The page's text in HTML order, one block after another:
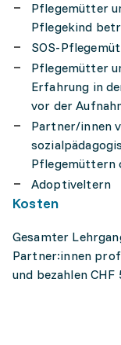
Pflegemütter
Pflegekind
SOS-
Pflegemütter
Erfahrung in
vor der
Partner/innen
Pflegemüttern
Adoptiveltern
Kosten
Gesamter
Partner:innen
und bezahlen CHF